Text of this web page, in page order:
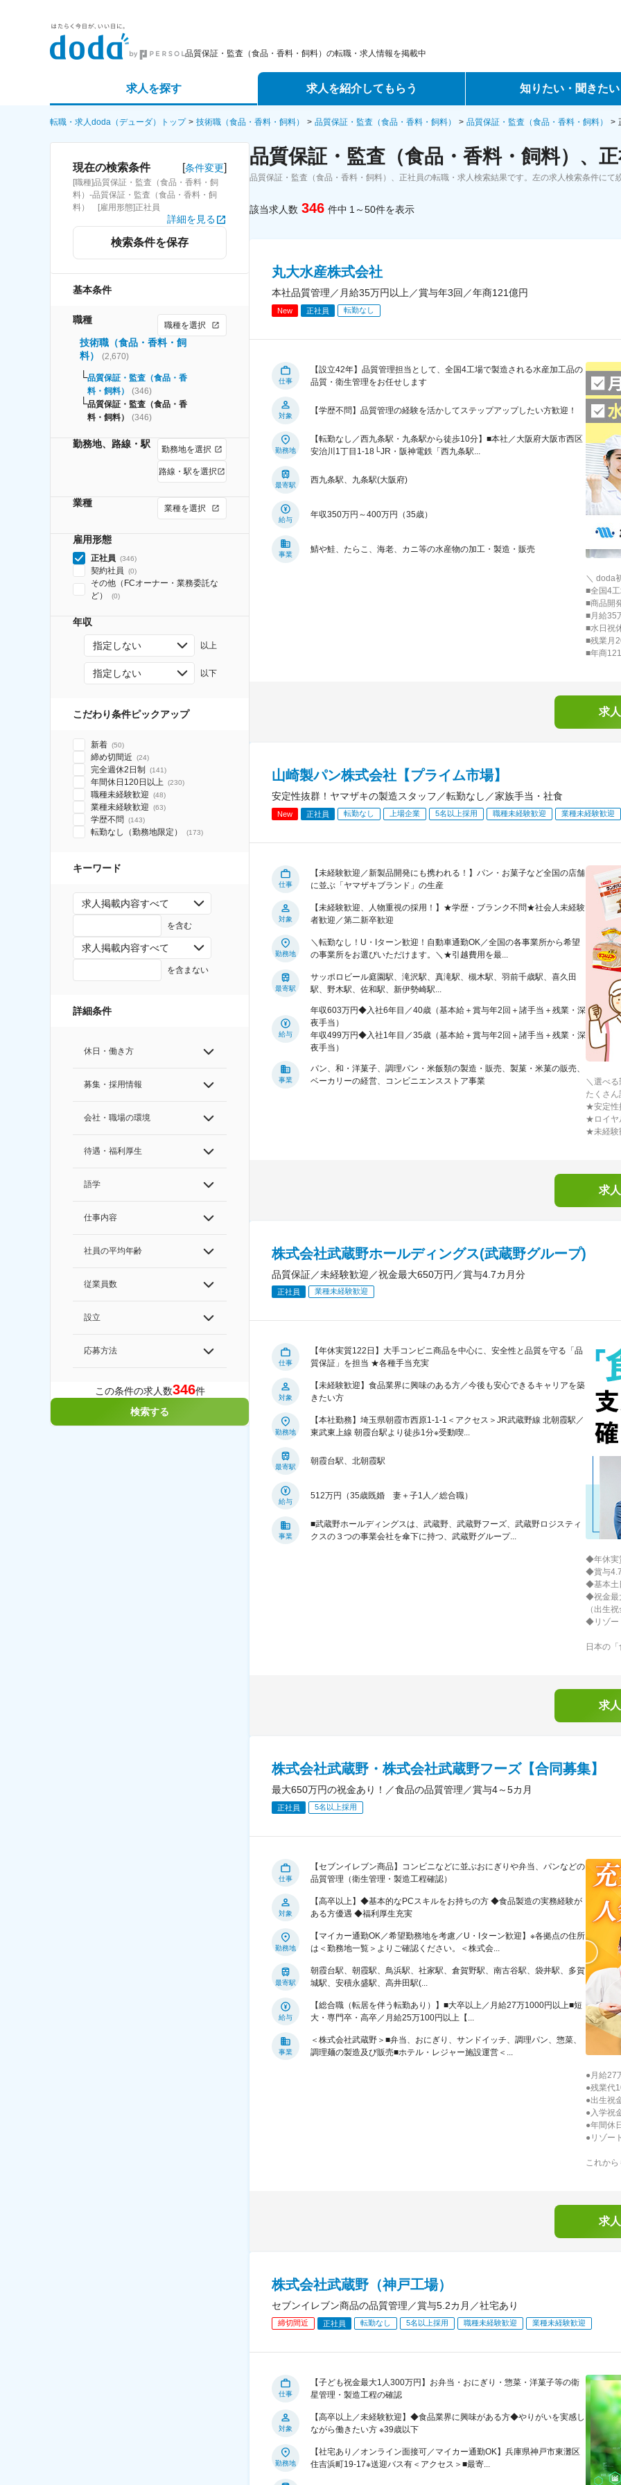
品質保証・監査（食品・香料・飼料）の転職・求人情報を掲載中
求人を探す
詳細条件から探す
求人特集から探す
求人を紹介してもらう
エージェントサービス
スカウトサービス
知りたい・聞きたい
転職ノウハウ
データで見る転職
転職・求人doda（デューダ）トップ 技術職（食品・香料・飼料） 品質保証・監査（食品・香料・飼料） 品質保証・監査（食品・香料・飼料）
現在の検索条件 [条件変更]
[職種]品質保証・監査（食品・香料・飼
料）-品質保証・監査（食品・香料・飼
料） [雇用形態]正社員
詳細を見る
検索条件を保存
基本条件
職種 職種を選択
技術職（食品・香料・飼
料）
(2,670)
品質保証・監査（食品・香
料・飼料）
(346)
品質保証・監査（食品・香
料・飼料）
(346)
勤務地、路線・駅 勤務地を選択
路線・駅を選択
業種 業種を選択
雇用形態
正社員 (346)
契約社員 (0)
その他（FCオーナー・業務委託な
ど）
(0)
年収
指定しない 以上
指定しない 以下
こだわり条件ピックアップ
新着 (50)
締め切間近 (24)
完全週休2日制 (141)
年間休日120日以上 (230)
職種未経験歓迎 (48)
業種未経験歓迎 (63)
学歴不問 (143)
転勤なし（勤務地限定） (173)
キーワード
求人掲載内容すべて
を含む
求人掲載内容すべて
を含まない
詳細条件
休日・働き方
募集・採用情報
会社・職場の環境
待遇・福利厚生
語学
仕事内容
社員の平均年齢
従業員数
設立
応募方法
この条件の求人数346件
検索する
品質保証・監査（食品・香料・飼料）、
品質保証・監査（食品・香料・飼料）、正社員の転職・求人検索結果です。左の求人検索条件にて
該当求人数 346 件中 1～50件を表示
丸大水産株式会社
本社品質管理／月給35万円以上／賞与年3回／年商121億円
New 正社員 転勤なし
仕事
【設立42年】品質管理担当として、全国4工場で製造される水産加工品の
品質・衛生管理をお任せします
対象
【学歴不問】品質管理の経験を活かしてステップアップしたい方歓迎！
勤務地
【転勤なし／西九条駅・九条駅から徒歩10分】■本社／大阪府大阪市西区
安治川1丁目1-18└JR・阪神電鉄「西九条駅...
最寄駅
西九条駅、九条駅(大阪府)
給与
年収350万円～400万円（35歳）
事業
鯖や鮭、たらこ、海老、カニ等の水産物の加工・製造・販売
＼ doda
■全国4
■商品開
■月給35
■水日祝
■残業月
■年商
求
山崎製パン株式会社【プライム市場】
安定性抜群！ヤマザキの製造スタッフ／転勤なし／家族手当・社食
New 正社員 転勤なし 上場企業 5名以上採用 職種未経験歓迎 業種未経験歓迎
仕事
【未経験歓迎／新製品開発にも携われる！】パン・お菓子など全国の店舗
に並ぶ「ヤマザキブランド」の生産
対象
【未経験歓迎、人物重視の採用！】★学歴・ブランク不問★社会人未経験
者歓迎／第二新卒歓迎
勤務地
＼転勤なし！U・Iターン歓迎！自動車通勤OK／全国の各事業所から希望
の事業所をお選びいただけます。＼★引越費用を最...
最寄駅
サッポロビール庭園駅、滝沢駅、真滝駅、槻木駅、羽前千歳駅、喜久田
駅、野木駅、佐和駅、新伊勢崎駅...
給与
年収603万円◆入社6年目／40歳（基本給＋賞与年2回＋諸手当＋残業・深
夜手当）
年収499万円◆入社1年目／35歳（基本給＋賞与年2回＋諸手当＋残業・深
夜手当）
事業
パン、和・洋菓子、調理パン・米飯類の製造・販売、製菓・米菓の販売、
ベーカリーの経営、コンビニエンスストア事業
＼選べ
たくさ
★安定性
★ロイヤ
★未経験
求
株式会社武蔵野ホールディングス(武蔵野グループ)
品質保証／未経験歓迎／祝金最大650万円／賞与4.7カ月分
正社員 業種未経験歓迎
仕事
【年休実質122日】大手コンビニ商品を中心に、安全性と品質を守る「品
質保証」を担当 ★各種手当充実
対象
【未経験歓迎】食品業界に興味のある方／今後も安心できるキャリアを築
きたい方
勤務地
【本社勤務】埼玉県朝霞市西原1-1-1＜アクセス＞JR武蔵野線 北朝霞駅／
東武東上線 朝霞台駅より徒歩1分※受動喫...
最寄駅
朝霞台駅、北朝霞駅
給与
512万円（35歳既婚 妻＋子1人／総合職）
事業
■武蔵野ホールディングスは、武蔵野、武蔵野フーズ、武蔵野ロジスティ
クスの３つの事業会社を傘下に持つ、武蔵野グループ...
◆年休実
◆賞与
◆基本土
◆祝金最
（出生
◆リゾー
日本の
求
株式会社武蔵野・株式会社武蔵野フーズ【合同募集】
最大650万円の祝金あり！／食品の品質管理／賞与4～5カ月
正社員 5名以上採用
仕事
【セブンイレブン商品】コンビニなどに並ぶおにぎりや弁当、パンなどの
品質管理（衛生管理・製造工程確認）
対象
【高卒以上】◆基本的なPCスキルをお持ちの方 ◆食品製造の実務経験が
ある方優遇 ◆福利厚生充実
勤務地
【マイカー通勤OK／希望勤務地を考慮／U・Iターン歓迎】※各拠点の住所
は＜勤務地一覧＞よりご確認ください。＜株式会...
最寄駅
朝霞台駅、朝霞駅、鳥浜駅、社家駅、倉賀野駅、南古谷駅、袋井駅、多賀
城駅、安積永盛駅、高井田駅(...
給与
【総合職（転居を伴う転勤あり）】■大卒以上／月給27万1000円以上■短
大・専門卒・高卒／月給25万100円以上【...
事業
＜株式会社武蔵野＞■弁当、おにぎり、サンドイッチ、調理パン、惣菜、
調理麺の製造及び販売■ホテル・レジャー施設運営＜...
●月給27
●残業代
●出生祝
●入学祝
●年間休
●リゾー
これか
求
株式会社武蔵野（神戸工場）
セブンイレブン商品の品質管理／賞与5.2カ月／社宅あり
締切間近 正社員 転勤なし 5名以上採用 職種未経験歓迎 業種未経験歓迎
仕事
【子ども祝金最大1人300万円】お弁当・おにぎり・惣菜・洋菓子等の衛
星管理・製造工程の確認
対象
【高卒以上／未経験歓迎】◆食品業界に興味がある方◆やりがいを実感し
ながら働きたい方 ※39歳以下
勤務地
【社宅あり／オンライン面接可／マイカー通勤OK】兵庫県神戸市東灘区
住吉浜町19-17※送迎バス有＜アクセス＞■最寄...